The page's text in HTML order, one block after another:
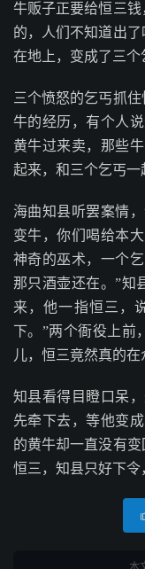
牛贩子正要给恒三
的，人们不知道出
在地上，变成了三个
三个愤怒的乞丐抓
牛的经历，有个人
黄牛过来卖，那些
起来，和三个乞丐一
海曲知县听罢案情
变牛，你们喝给本
神奇的巫术，一个
那只酒壶还在。”知
来，他一指恒三，
下。”两个衙役上前
儿，恒三竟然真的在
知县看得目瞪口呆
先牵下去，等他变
的黄牛却一直没有
恒三，知县只好下令